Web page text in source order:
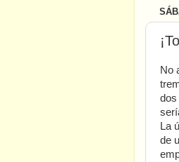
No
dos
La
de